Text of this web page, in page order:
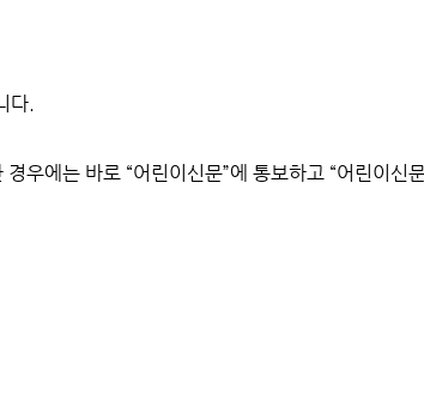
다.
에는 바로 “어린이신문”에 통보하고 “어린이신